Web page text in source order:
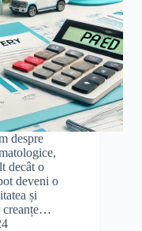
despre
decât o
deveni o
și
creanțe…